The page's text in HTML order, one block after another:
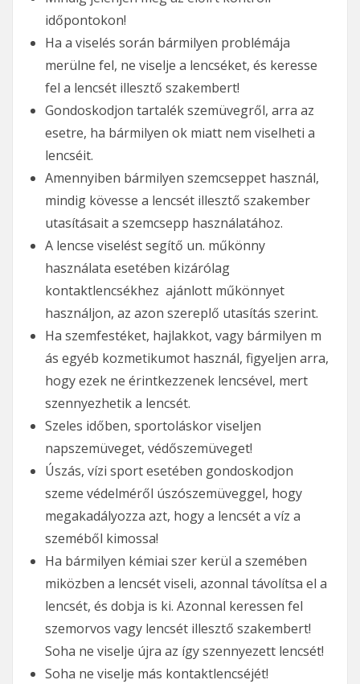
időpontokon!
Ha a viselés során bármilyen problémája
merülne fel, ne viselje a lencséket, és keresse
fel a lencsét illesztő szakembert!
Gondoskodjon tartalék szemüvegről, arra az
esetre, ha bármilyen ok miatt nem viselheti a
lencséit.
Amennyiben bármilyen szemcseppet használ,
mindig kövesse a lencsét illesztő szakember
utasításait a szemcsepp használatához.
A lencse viselést segítő un. műkönny
használata esetében kizárólag
kontaktlencsékhez ajánlott műkönnyet
használjon, az azon szereplő utasítás szerint.
Ha szemfestéket, hajlakkot, vagy bármilyen m
ás egyéb kozmetikumot használ, figyeljen arra,
hogy ezek ne érintkezzenek lencsével, mert
szennyezhetik a lencsét.
Szeles időben, sportoláskor viseljen
napszemüveget, védőszemüveget!
Úszás, vízi sport esetében gondoskodjon
szeme védelméről úszószemüveggel, hogy
megakadályozza azt, hogy a lencsét a víz a
szeméből kimossa!
Ha bármilyen kémiai szer kerül a szemében
miközben a lencsét viseli, azonnal távolítsa el a
lencsét, és dobja is ki. Azonnal keressen fel
szemorvos vagy lencsét illesztő szakembert!
Soha ne viselje újra az így szennyezett lencsét!
Soha ne viselje más kontaktlencséjét!